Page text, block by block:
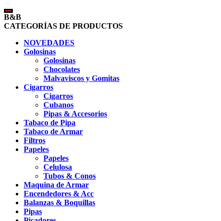
B&B
CATEGORÍAS DE PRODUCTOS
NOVEDADES
Golosinas
Golosinas
Chocolates
Malvaviscos y Gomitas
Cigarros
Cigarros
Cubanos
Pipas & Accesorios
Tabaco de Pipa
Tabaco de Armar
Filtros
Papeles
Papeles
Celulosa
Tubos & Conos
Maquina de Armar
Encendedores & Acc
Balanzas & Boquillas
Pipas